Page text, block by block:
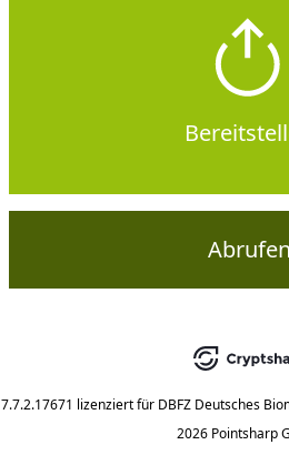
Abrufen
7.7.2.17671 lizenziert für DBFZ Deutsches
2026 Pointsharp